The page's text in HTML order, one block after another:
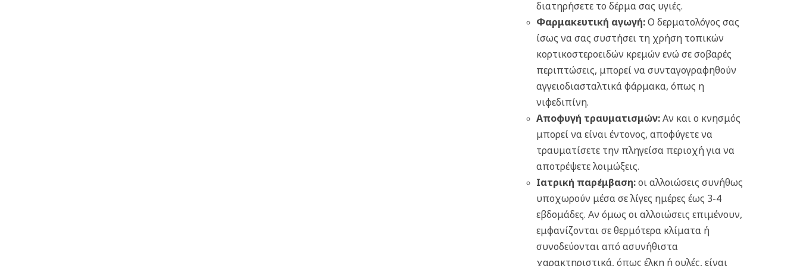
διατηρήσετε το δέρμα σας υγιές.
Φαρμακευτική αγωγή:Ο δερματολόγος σας
ίσως να σας συστήσει τη χρήση τοπικών
κορτικοστεροειδών κρεμών ενώ σε σοβαρές
περιπτώσεις, μπορεί να συνταγογραφηθούν
αγγειοδιασταλτικά φάρμακα, όπως η
νιφεδιπίνη.
Αποφυγή τραυματισμών:Αν και ο κνησμός
μπορεί να είναι έντονος, αποφύγετε να
τραυματίσετε την πληγείσα περιοχή για να
αποτρέψετε λοιμώξεις.
Ιατρική παρέμβαση:οι αλλοιώσεις συνήθως
υποχωρούν μέσα σε λίγες ημέρες έως 3-4
εβδομάδες. Αν όμως οι αλλοιώσεις επιμένουν,
εμφανίζονται σε θερμότερα κλίματα ή
συνοδεύονται από ασυνήθιστα
χαρακτηριστικά, όπως έλκη ή ουλές, είναι